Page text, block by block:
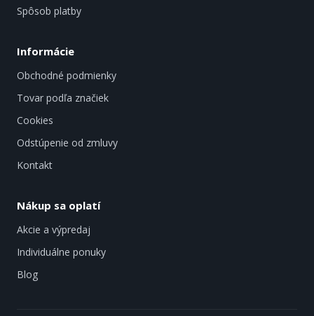
Spôsob platby
Informácie
Obchodné podmienky
Tovar podľa značiek
Cookies
Odstúpenie od zmluvy
Kontakt
Nákup sa oplatí
Akcie a výpredaj
Individuálne ponuky
Blog